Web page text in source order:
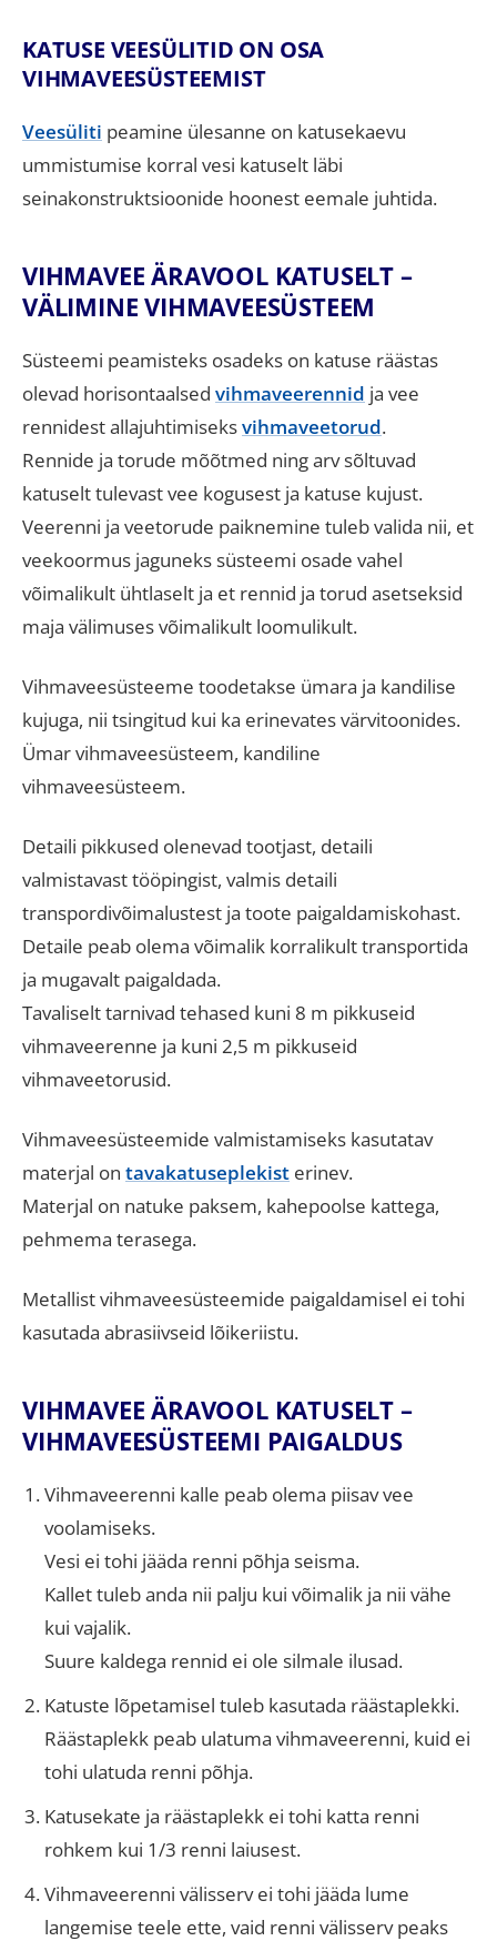
KATUSE VEESÜLITID ON OSA
VIHMAVEESÜSTEEMIST
Veesüliti peamine ülesanne on katusekaevu
ummistumise korral vesi katuselt läbi
seinakonstruktsioonide hoonest eemale juhtida.
VIHMAVEE ÄRAVOOL KATUSELT –
VÄLIMINE VIHMAVEESÜSTEEM
Süsteemi peamisteks osadeks on katuse räästas
olevad horisontaalsed vihmaveerennid ja vee
rennidest allajuhtimiseksvihmaveetorud.
Rennide ja torude mõõtmed ning arv sõltuvad
katuselt tulevast vee kogusest ja katuse kujust.
Veerenni ja veetorude paiknemine tuleb valida nii, et
veekoormus jaguneks süsteemi osade vahel
võimalikult ühtlaselt ja et rennid ja torud asetseksid
maja välimuses võimalikult loomulikult.
Vihmaveesüsteeme toodetakse ümara ja kandilise
kujuga, nii tsingitud kui ka erinevates värvitoonides.
Ümar vihmaveesüsteem, kandiline
vihmaveesüsteem.
Detaili pikkused olenevad tootjast, detaili
valmistavast tööpingist, valmis detaili
transpordivõimalustest ja toote paigaldamiskohast.
Detaile peab olema võimalik korralikult transportida
ja mugavalt paigaldada.
Tavaliselt tarnivad tehased kuni 8 m pikkuseid
vihmaveerenne ja kuni 2,5 m pikkuseid
vihmaveetorusid.
Vihmaveesüsteemide valmistamiseks kasutatav
materjal on tavakatuseplekist erinev.
Materjal on natuke paksem, kahepoolse kattega,
pehmema terasega.
Metallist vihmaveesüsteemide paigaldamisel ei tohi
kasutada abrasiivseid lõikeriistu.
VIHMAVEE ÄRAVOOL KATUSELT –
VIHMAVEESÜSTEEMI PAIGALDUS
Vihmaveerenni kalle peab olema piisav vee
voolamiseks.
Vesi ei tohi jääda renni põhja seisma.
Kallet tuleb anda nii palju kui võimalik ja nii vähe
kui vajalik.
Suure kaldega rennid ei ole silmale ilusad.
Katuste lõpetamisel tuleb kasutada räästaplekki.
Räästaplekk peab ulatuma vihmaveerenni, kuid ei
tohi ulatuda renni põhja.
Katusekate ja räästaplekk ei tohi katta renni
rohkem kui 1/3 renni laiusest.
Vihmaveerenni välisserv ei tohi jääda lume
langemise teele ette, vaid renni välisserv peaks